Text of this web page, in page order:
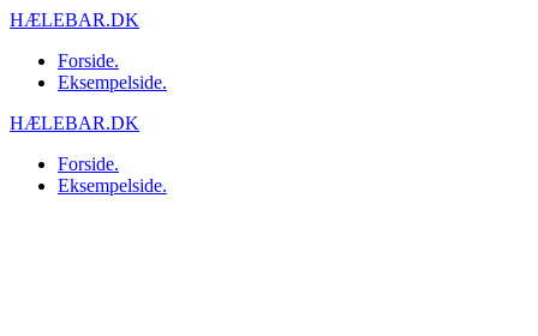
Skip
content
HÆLEBAR.DK
Forside.
Eksempelside.
HÆLEBAR.DK
Forside.
Eksempelside.